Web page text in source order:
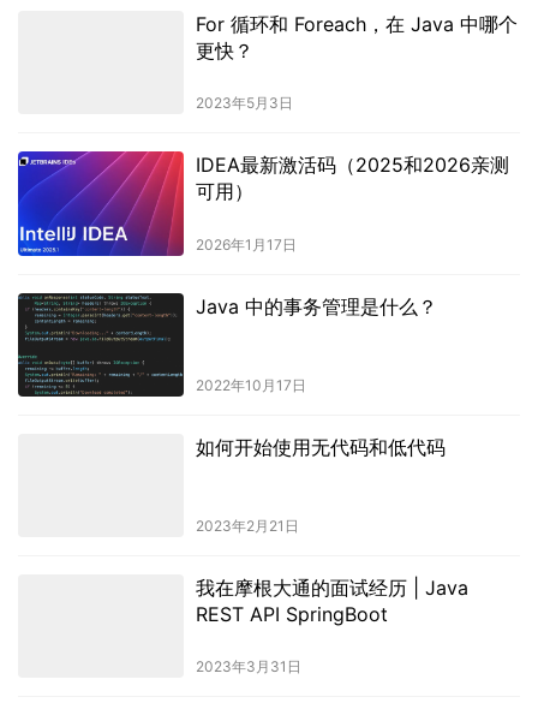
For 循环和 Foreach，在 Java 中哪个
更快？
2023年5月3日
IDEA最新激活码（2025和2026亲测
可用）
2026年1月17日
Java 中的事务管理是什么？
2022年10月17日
如何开始使用无代码和低代码
2023年2月21日
我在摩根大通的面试经历 | Java
REST API SpringBoot
2023年3月31日